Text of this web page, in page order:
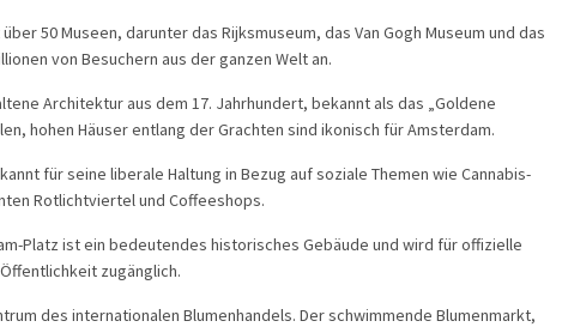
50 Museen, darunter das Rijksmuseum, das Van Gogh Museum und das
von Besuchern aus der ganzen Welt an.
Architektur aus dem 17. Jahrhundert, bekannt als das „Goldene
hohen Häuser entlang der Grachten sind ikonisch für Amsterdam.
für seine liberale Haltung in Bezug auf soziale Themen wie Cannabis-
Rotlichtviertel und Coffeeshops.
Platz ist ein bedeutendes historisches Gebäude und wird für offizielle
zugänglich.
des internationalen Blumenhandels. Der schwimmende Blumenmarkt,